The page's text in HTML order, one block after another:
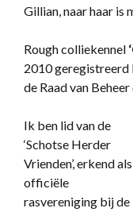
Gillian, naar haar is
Rough colliekennel ‘
2010 geregistreerd
de Raad van
Ik ben lid van de
‘Schotse Herder
Vrienden’, erkend als
officiële
rasvereniging bij de